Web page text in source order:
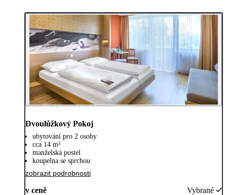
Dvoulůžkový Pokoj
ubytování pro 2 osoby
cca 14 m²
manželská postel
koupelna se sprchou
zobrazit podrobnosti
v ceně Vybrané